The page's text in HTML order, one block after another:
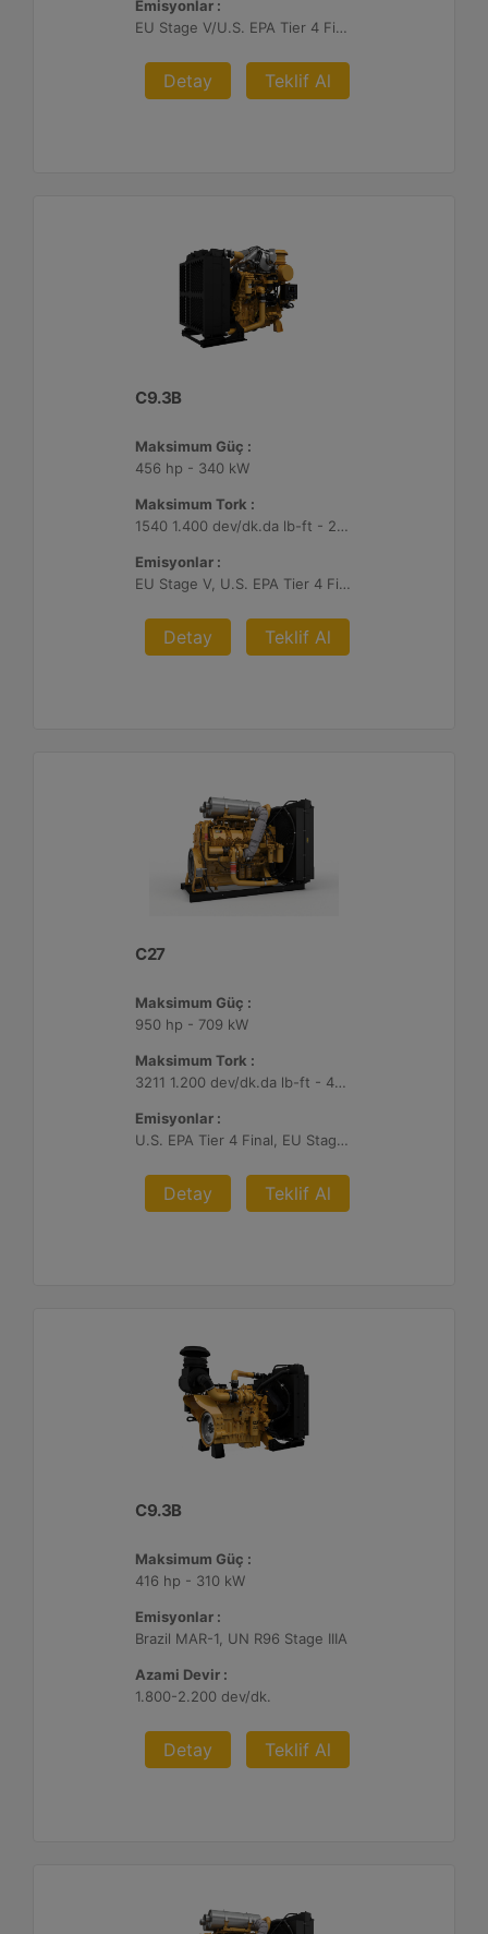
Emisyonlar :
EU Stage V/U.S. EPA Tier 4 Final/ Japan 2014 (Tier 4 Final)
Detay Teklif Al
C9.3B
Maksimum Güç :
456 hp - 340 kW
Maksimum Tork :
1540 1.400 dev/dk.da lb-ft - 2088 1.400 dev/dk.da Nm
Emisyonlar :
EU Stage V, U.S. EPA Tier 4 Final, Korea Stage V, Japan 2014 (Tier 4 Final) ve China Nonroad IV
Detay Teklif Al
C27
Maksimum Güç :
950 hp - 709 kW
Maksimum Tork :
3211 1.200 dev/dk.da lb-ft - 4354 1.200 dev/dk.da Nm
Emisyonlar :
U.S. EPA Tier 4 Final, EU Stage V
Detay Teklif Al
C9.3B
Maksimum Güç :
416 hp - 310 kW
Emisyonlar :
Brazil MAR-1, UN R96 Stage IIIA
Azami Devir :
1.800-2.200 dev/dk.
Detay Teklif Al